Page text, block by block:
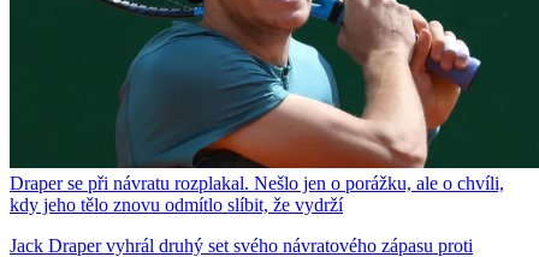
Draper se při návratu rozplakal. Nešlo jen o porážku, ale o chvíli,
kdy jeho tělo znovu odmítlo slíbit, že vydrží
Jack Draper vyhrál druhý set svého návratového zápasu proti